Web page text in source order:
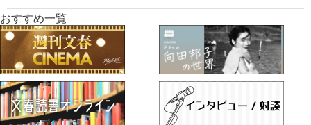
おすすめ一覧